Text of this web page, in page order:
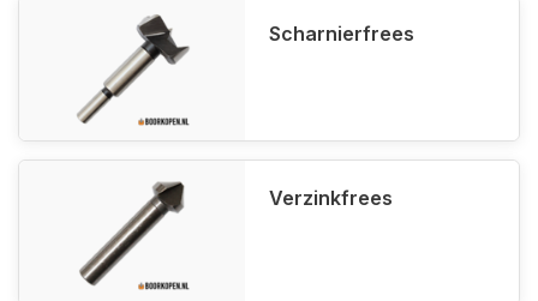
Scharnierfrees
Verzinkfrees